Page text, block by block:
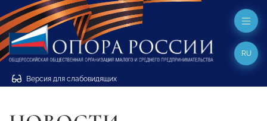
Версия для слабовидящих
RU